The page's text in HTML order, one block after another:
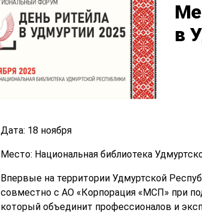
в
Дата: 18 ноября
Место: Национальная библиотека
Впервые на территории Удмуртской
совместно с АО «Корпорация «МСП» при
который объединит профессионалов и